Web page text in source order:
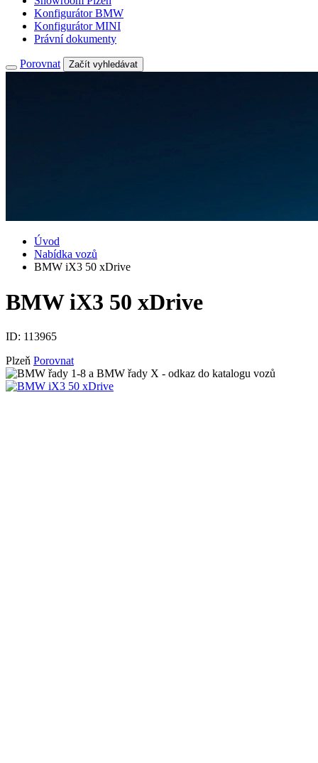
Konfigurátor BMW
Konfigurátor MINI
Právní dokumenty
Porovnat Začít vyhledávat
Úvod
Nabídka vozů
BMW iX3 50 xDrive
BMW iX3 50 xDrive
ID: 113965
Plzeň Porovnat